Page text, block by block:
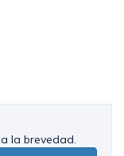
la brevedad.